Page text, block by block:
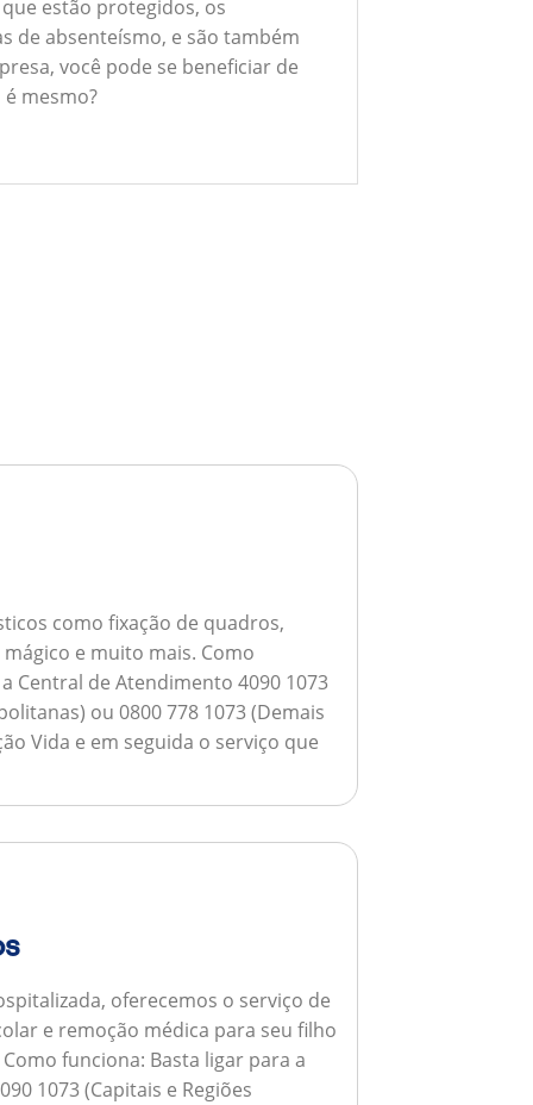
estão protegidos, os
de absenteísmo, e são também
você pode se beneficiar de
mesmo?
como fixação de quadros,
e muito mais. Como
Central de Atendimento 4090 1073
ou 0800 778 1073 (Demais
Vida e em seguida o serviço que
oferecemos o serviço de
e remoção médica para seu filho
Como funciona: Basta ligar para a
1073 (Capitais e Regiões